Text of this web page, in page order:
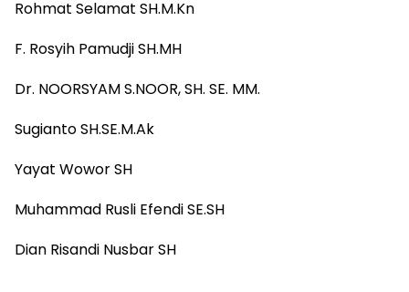
Rohmat Selamat SH.M.Kn
F. Rosyih Pamudji SH.MH
Dr. NOORSYAM S.NOOR, SH. SE. MM.
Sugianto SH.SE.M.Ak
Yayat Wowor SH
Muhammad Rusli Efendi SE.SH
Dian Risandi Nusbar SH